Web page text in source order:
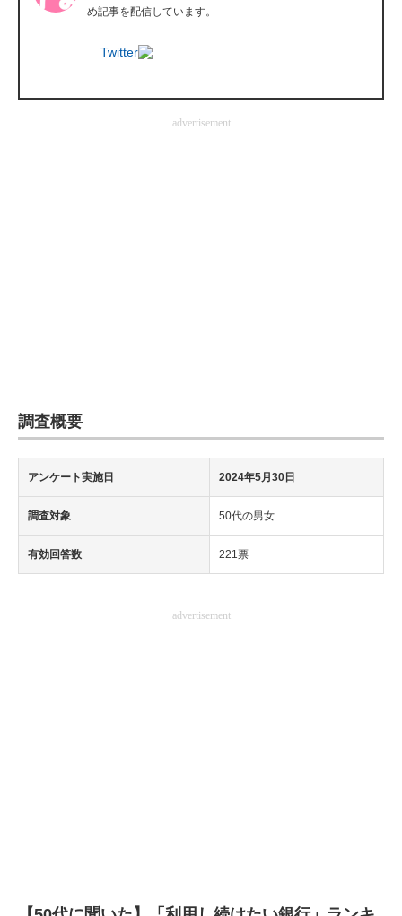
建設×テクノロジーの最前線
め記事を配信しています。
Twitter
advertisement
調査概要
アンケート実施日 2024年5月30日
調査対象 50代の男女
有効回答数 221票
advertisement